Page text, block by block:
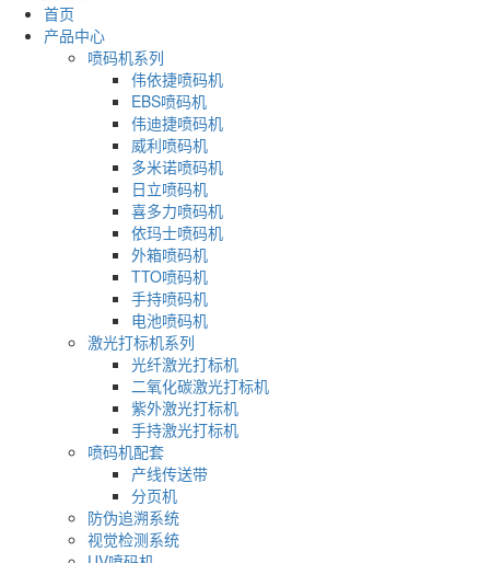
首页
产品中心
喷码机系列
伟依捷喷码机
EBS喷码机
伟迪捷喷码机
威利喷码机
多米诺喷码机
日立喷码机
喜多力喷码机
依玛士喷码机
外箱喷码机
TTO喷码机
手持喷码机
电池喷码机
激光打标机系列
光纤激光打标机
二氧化碳激光打标机
紫外激光打标机
手持激光打标机
喷码机配套
产线传送带
分页机
防伪追溯系统
视觉检测系统